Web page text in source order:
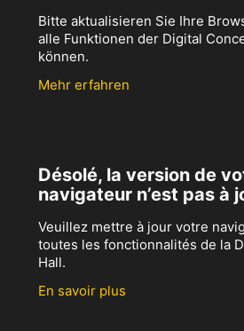
Bitte aktualisieren Sie Ihre
alle Funktionen der Digital
können.
Mehr erfahren
Désolé, la version de
navigateur n’est pas à
Veuillez mettre à jour votre
toutes les fonctionnalités de la
Hall.
En savoir plus